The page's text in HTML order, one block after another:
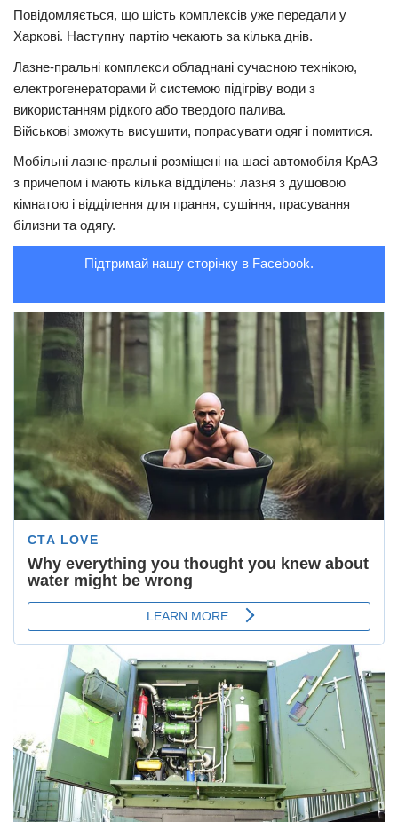
Привітання
Здоров’я
Події
Кримінал
Трагедії
Курйози
Суспільство
Культура
Повідомляється, що шість комплексів уже передали у
Харкові. Наступну партію чекають за кілька днів.
Лазне-пральні комплекси обладнані сучасною технікою,
електрогенераторами й системою підігріву води з
використанням рідкого або твердого палива.
Військові зможуть висушити, попрасувати одяг і помитися.
Мобільні лазне-пральні розміщені на шасі автомобіля КрАЗ
з причепом і мають кілька відділень: лазня з душовою
кімнатою і відділення для прання, сушіння, прасування
білизни та одягу.
Підтримай нашу сторінку в Facebook.